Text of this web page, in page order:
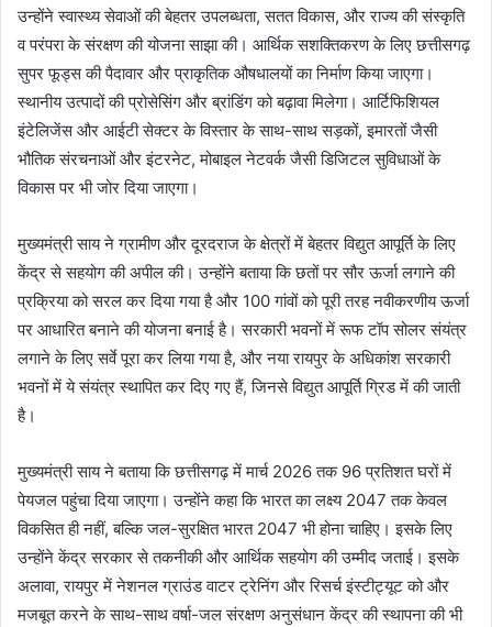
उन्होंने स्वास्थ्य सेवाओं की बेहतर उपलब्धता, सतत विकास, और राज्य की संस्कृति
व परंपरा के संरक्षण की योजना साझा की। आर्थिक सशक्तिकरण के लिए छत्तीसगढ़
सुपर फूड्स की पैदावार और प्राकृतिक औषधालयों का निर्माण किया जाएगा।
स्थानीय उत्पादों की प्रोसेसिंग और ब्रांडिंग को बढ़ावा मिलेगा। आर्टिफिशियल
इंटेलिजेंस और आईटी सेक्टर के विस्तार के साथ-साथ सड़कों, इमारतों जैसी
भौतिक संरचनाओं और इंटरनेट, मोबाइल नेटवर्क जैसी डिजिटल सुविधाओं के
विकास पर भी जोर दिया जाएगा।
मुख्यमंत्री साय ने ग्रामीण और दूरदराज के क्षेत्रों में बेहतर विद्युत आपूर्ति के लिए
केंद्र से सहयोग की अपील की। उन्होंने बताया कि छतों पर सौर ऊर्जा लगाने की
प्रक्रिया को सरल कर दिया गया है और 100 गांवों को पूरी तरह नवीकरणीय ऊर्जा
पर आधारित बनाने की योजना बनाई है। सरकारी भवनों में रूफ टॉप सोलर संयंत्र
लगाने के लिए सर्वे पूरा कर लिया गया है, और नया रायपुर के अधिकांश सरकारी
भवनों में ये संयंत्र स्थापित कर दिए गए हैं, जिनसे विद्युत आपूर्ति ग्रिड में की जाती
है।
मुख्यमंत्री साय ने बताया कि छत्तीसगढ़ में मार्च 2026 तक 96 प्रतिशत घरों में
पेयजल पहुंचा दिया जाएगा। उन्होंने कहा कि भारत का लक्ष्य 2047 तक केवल
विकसित ही नहीं, बल्कि जल-सुरक्षित भारत 2047 भी होना चाहिए। इसके लिए
उन्होंने केंद्र सरकार से तकनीकी और आर्थिक सहयोग की उम्मीद जताई। इसके
अलावा, रायपुर में नेशनल ग्राउंड वाटर ट्रेनिंग और रिसर्च इंस्टीट्यूट को और
मजबूत करने के साथ-साथ वर्षा-जल संरक्षण अनुसंधान केंद्र की स्थापना की भी